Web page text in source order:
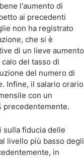
l'aumento di
ai precedenti
non ha registrato
che si è
di un lieve aumento
del tasso di
del numero di
Infine, il salario orario
con un
precedentemente.
sulla fiducia delle
livello più basso degli
in